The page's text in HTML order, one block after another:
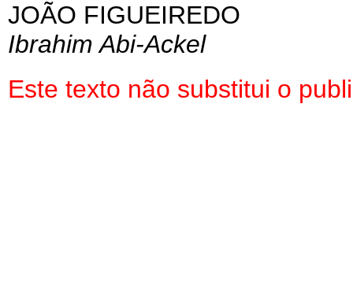
JOÃO FIGUEIREDO
Ibrahim Abi-Ackel
Este texto não substitui o